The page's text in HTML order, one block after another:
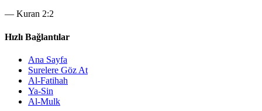
— Kuran 2:2
Hızlı Bağlantılar
Ana Sayfa
Surelere Göz At
Al-Fatihah
Ya-Sin
Al-Mulk